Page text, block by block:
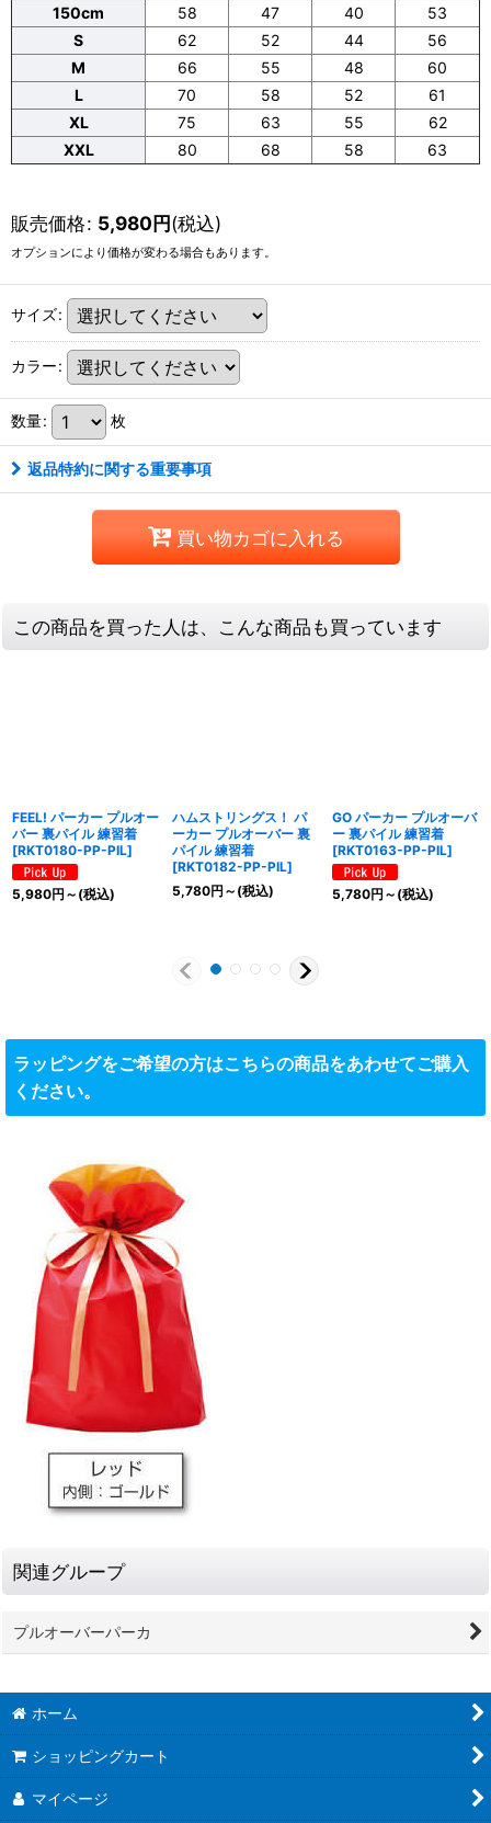
150cm
58 47 40
53
S
62 52 44
56
M
66 55 48
60
L
70 58 52
61
XL
75 63 55
62
XXL
80 68 58 63
販売価格: 5,980円(税込)
オプションにより価格が変わる場合もあります。
サイズ:
カラー:
数量: 枚
返品特約に関する重要事項
買い物カゴに入れる
この商品を買った人は、こんな商品も買っています
FEEL! パーカー プルオー
バー 裏パイル 練習着
[RKT0180-PP-PIL]
5,980円 ～ (税込)
ハムストリングス！ パ
ーカー プルオーバー 裏
パイル 練習着
[RKT0182-PP-PIL]
5,780円 ～ (税込)
GO パーカー プルオーバ
ー 裏パイル 練習着
[RKT0163-PP-PIL]
5,780円 ～ (税込)
ラッピングをご希望の方はこちらの商品をあわせてご購入
ください。
関連グループ
プルオーバーパーカ
ホーム
ショッピングカート
マイページ